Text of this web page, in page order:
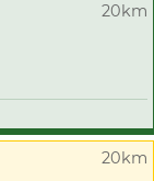
20km
20km